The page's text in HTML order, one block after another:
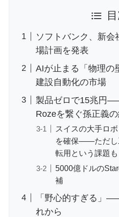
ソフトバンク、新会
場計画を発表
AIが止まる「物理
建設自動化の市場
製品ゼロで15兆円
Rozeを繋ぐ孫正義
スイスの大手ロ
を確保——ただし
転用という課題も
5000億ドルの
補
「野心的すぎる」
れから